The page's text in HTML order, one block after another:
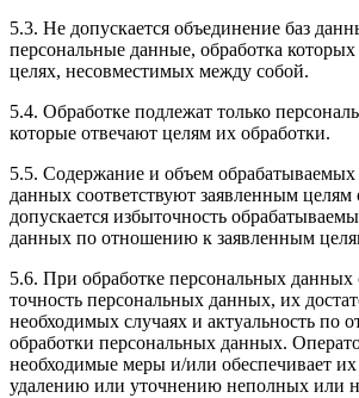
5.3. Не допускается объединение баз
персональные данные, обработка которых
целях, несовместимых между собой.
5.4. Обработке подлежат только
которые отвечают целям их обработки.
5.5. Содержание и объем
данных соответствуют заявленным целям
допускается избыточность
данных по отношению к заявленным
5.6. При обработке персональных данных
точность персональных данных, их
необходимых случаях и актуальность по
обработки персональных данных.
необходимые меры и/или обеспечивает
удалению или уточнению неполных или